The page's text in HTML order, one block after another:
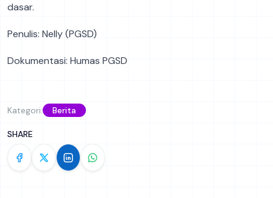
dasar.
Penulis: Nelly (PGSD)
Dokumentasi: Humas PGSD
Kategori: Berita
SHARE